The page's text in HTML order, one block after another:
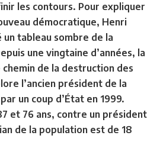
les contours. Pour expliquer
démocratique, Henri
un tableau sombre de la
une vingtaine d’années, la
chemin de la destruction des
l’ancien président de la
un coup d’État en 1999.
et 76 ans, contre un président
de la population est de 18